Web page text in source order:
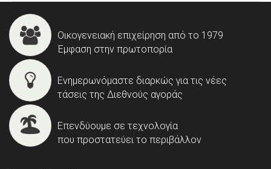
Οικογενειακή επιχείρηση από το 1979
Έμφαση στην πρωτοπορία
Ενημερωνόμαστε διαρκώς για τις νέες
τάσεις της Διεθνούς αγοράς
Επενδύουμε σε τεχνολογία
που προστατεύει το περιβάλλον